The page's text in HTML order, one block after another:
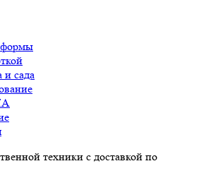
и сада
техники с доставкой по